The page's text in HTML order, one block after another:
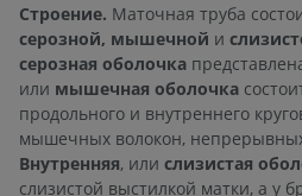
Строение. Маточная труба
серозной, мышечной и
серозная оболочка
или мышечная оболочка
продольного и внутреннего
мышечных волокон,
Внутренняя, или слизистая
слизистой выстилкой матки, а у